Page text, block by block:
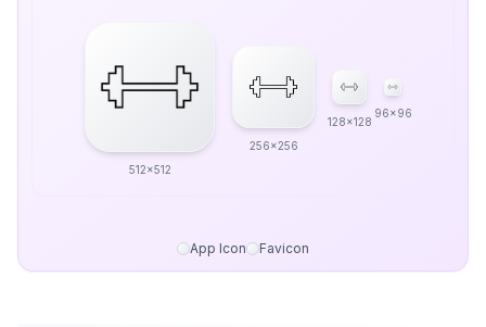
512x512
256x256
128x128
96x96
App Icon Favicon